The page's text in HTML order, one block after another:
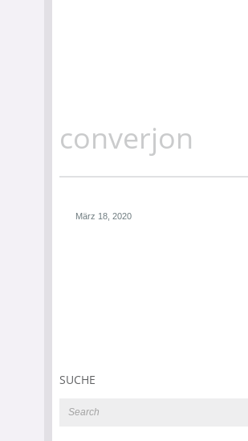
converjon
März 18, 2020
SUCHE